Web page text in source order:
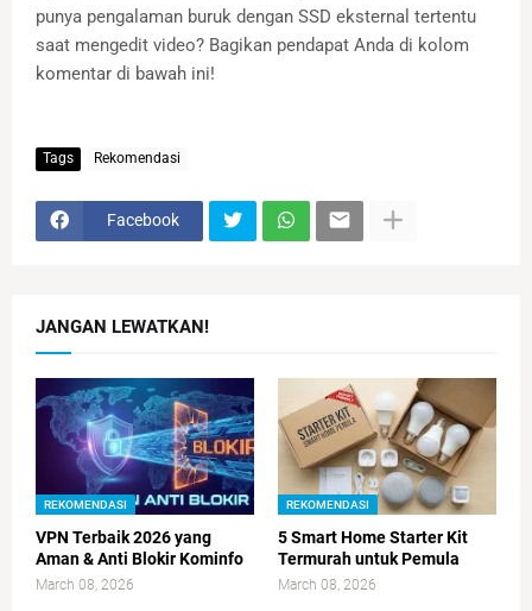
punya pengalaman buruk dengan SSD eksternal tertentu
saat mengedit video? Bagikan pendapat Anda di kolom
komentar di bawah ini!
Tags Rekomendasi
Facebook
JANGAN LEWATKAN!
REKOMENDASI
VPN Terbaik 2026 yang
Aman & Anti Blokir Kominfo
March 08, 2026
REKOMENDASI
5 Smart Home Starter Kit
Termurah untuk Pemula
March 08, 2026